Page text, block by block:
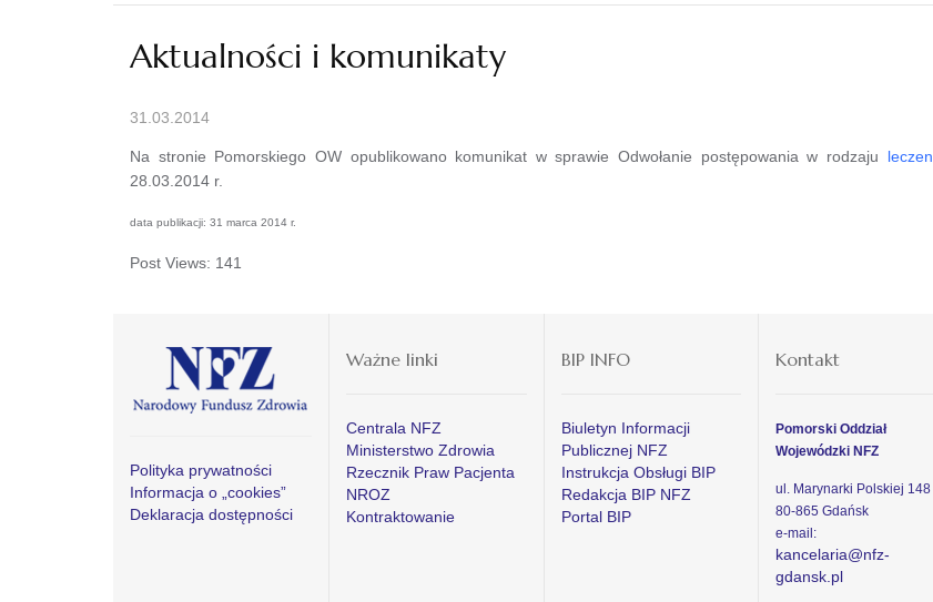
Aktualności i komunikaty
31.03.2014
Na stronie Pomorskiego OW opublikowano komunikat w sprawie Odwołanie postępowania w rodzaju
28.03.2014 r.
data publikacji: 31 marca 2014 r.
Post Views: 141
Polityka prywatności
Informacja o „cookies”
Deklaracja dostępności
Ważne linki
Centrala NFZ
Ministerstwo Zdrowia
Rzecznik Praw Pacjenta
NROZ
Kontraktowanie
BIP INFO
Biuletyn Informacji
Publicznej NFZ
Instrukcja Obsługi BIP
Redakcja BIP NFZ
Portal BIP
Kontakt
Pomorski Oddział
Wojewódzki NFZ
ul. Marynarki Polskiej 148
80-865 Gdańsk
e-mail:
kancelaria@nfz-
gdansk.pl